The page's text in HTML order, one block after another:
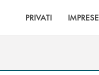
PRIVATI IMPRESE